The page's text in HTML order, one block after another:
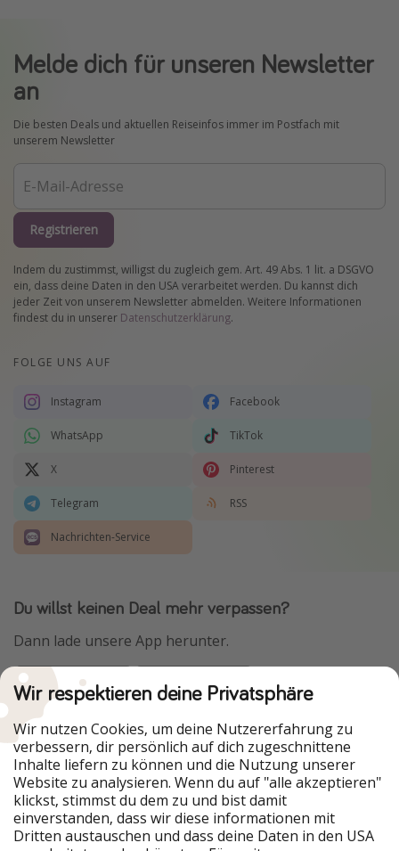
Melde dich für unseren Newsletter
an
Die besten Deals und aktuellen Reiseinfos immer im Postfach mit
unserem Newsletter
Registrieren
Indem du zustimmst, willigst du zugleich gem. Art. 49 Abs. 1 lit. a DSGVO
ein, dass deine Daten in den USA verarbeitet werden. Du kannst dich
jeder Zeit von unserem Newsletter abmelden. Weitere Informationen
findest du in unserer Datenschutzerklärung.
FOLGE UNS AUF
Instagram Facebook
WhatsApp TikTok
X Pinterest
Telegram RSS
Nachrichten-Service
Du willst keinen Deal mehr verpassen?
Dann lade unsere App herunter.
Urlaubspiraten ist Teil der HolidayPirates Group
Unsere Märkte
PiratinViaggio
HolidayPirates
VakantiePiraten
WakacyjniPiraci
VoyagesPirates
Ferienpiraten
Urlaubspiraten
ViajerosPiratas
Wir respektieren deine Privatsphäre
Wir nutzen Cookies, um deine Nutzererfahrung zu
verbessern, dir persönlich auf dich zugeschnittene
Inhalte liefern zu können und die Nutzung unserer
Website zu analysieren. Wenn du auf "alle akzeptieren"
klickst, stimmst du dem zu und bist damit
einverstanden, dass wir diese informationen mit
Dritten austauschen und dass deine Daten in den USA